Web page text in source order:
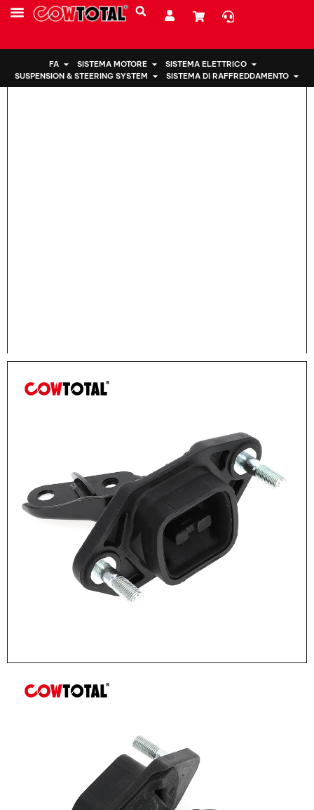
FA SISTEMA MOTORE
SISTEMA ELETTRICO
SUSPENSION & STEERING SYSTEM
SISTEMA DI RAFFREDDAMENTO
Casa > Supporto motore 50850-TA2-H03 Per Honda